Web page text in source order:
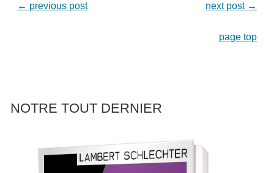
← previous post next post →
page top
NOTRE TOUT DERNIER